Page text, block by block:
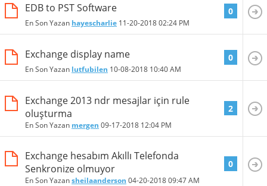
EDB to PST Software
En Son Yazan hayescharlie 11-20-201802:24 PM
0
Exchange display name
En Son Yazan lutfubilen 10-08-2018 10:40 AM
0
Exchange 2013 ndr mesajlar için rule
oluşturma
En Son Yazan mergen 09-17-2018 12:04 PM
2
Exchange hesabım Akıllı Telefonda
Senkronize olmuyor
En Son Yazansheilaanderson 04-20-201809:47 AM
0